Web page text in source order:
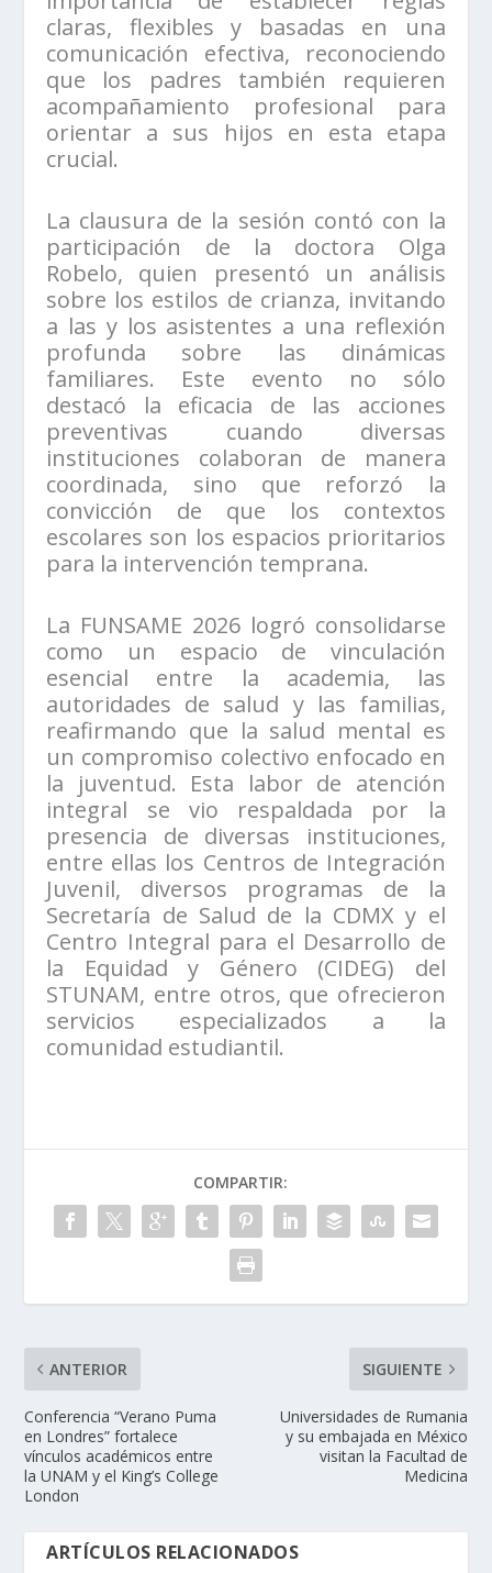
claras, flexibles y basadas en una
comunicación efectiva, reconociendo
que los padres también requieren
acompañamiento profesional para
orientar a sus hijos en esta etapa
crucial.
La clausura de la sesión contó con la
participación de la doctora Olga
Robelo, quien presentó un análisis
sobre los estilos de crianza, invitando
a las y los asistentes a una reflexión
profunda sobre las dinámicas
familiares. Este evento no sólo
destacó la eficacia de las acciones
preventivas cuando diversas
instituciones colaboran de manera
coordinada, sino que reforzó la
convicción de que los contextos
escolares son los espacios prioritarios
para la intervención temprana.
La FUNSAME 2026 logró consolidarse
como un espacio de vinculación
esencial entre la academia, las
autoridades de salud y las familias,
reafirmando que la salud mental es
un compromiso colectivo enfocado en
la juventud. Esta labor de atención
integral se vio respaldada por la
presencia de diversas instituciones,
entre ellas los Centros de Integración
Juvenil, diversos programas de la
Secretaría de Salud de la CDMX y el
Centro Integral para el Desarrollo de
la Equidad y Género (CIDEG) del
STUNAM, entre otros, que ofrecieron
servicios especializados a la
comunidad estudiantil.
COMPARTIR:
ANTERIOR
Conferencia “Verano Puma
en Londres” fortalece
vínculos académicos entre
la UNAM y el King’s College
London
SIGUIENTE
Universidades de Rumania
y su embajada en México
visitan la Facultad de
Medicina
ARTÍCULOS RELACIONADOS